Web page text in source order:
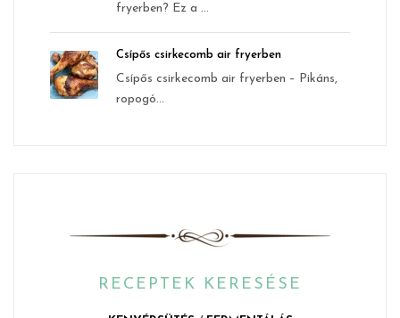
fryerben? Ez a ...
Csípős csirkecomb air fryerben
Csípős csirkecomb air fryerben – Pikáns,
ropogó...
RECEPTEK KERESÉSE